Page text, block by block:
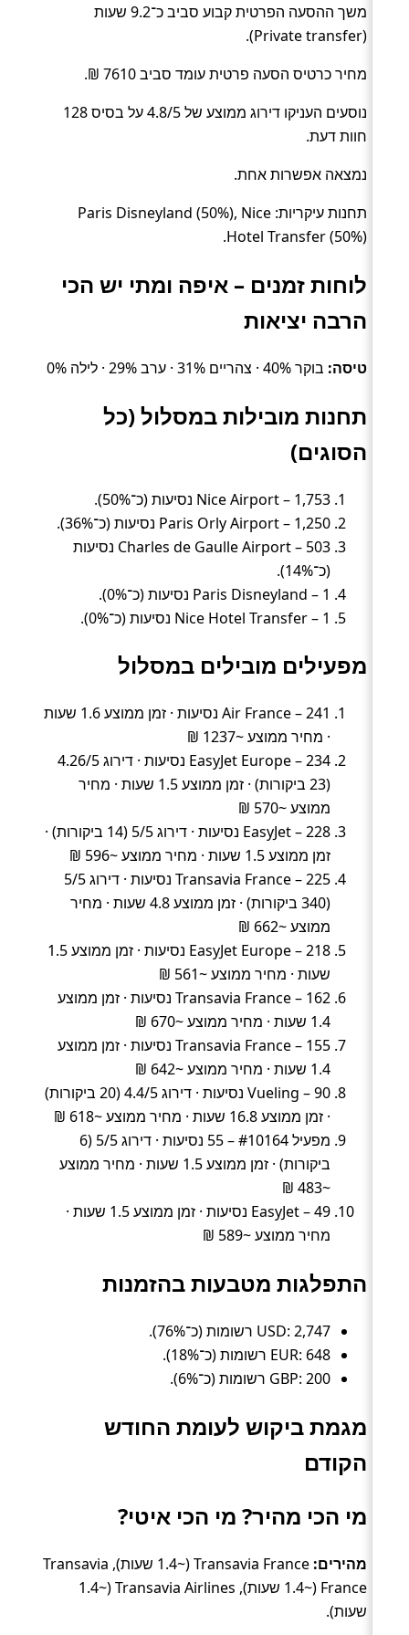
משך ההסעה הפרטית קבוע סביב כ־9.2 שעות
(Private transfer).
מחיר כרטיס הסעה פרטית עומד סביב 7610 ₪.
נוסעים העניקו דירוג ממוצע של 4.8/5 על בסיס 128
חוות דעת.
נמצאה אפשרות אחת.
תחנות עיקריות: Paris Disneyland (50%), Nice
Hotel Transfer (50%).
לוחות זמנים – איפה ומתי יש הכי
הרבה יציאות
טיסה: בוקר 40% · צהריים 31% · ערב 29% · לילה 0%
תחנות מובילות במסלול (כל
הסוגים)
Nice Airport – 1,753 נסיעות (כ־50%).
Paris Orly Airport – 1,250 נסיעות (כ־36%).
Charles de Gaulle Airport – 503 נסיעות
(כ־14%).
Paris Disneyland – 1 נסיעות (כ־0%).
Nice Hotel Transfer – 1 נסיעות (כ־0%).
מפעילים מובילים במסלול
Air France – 241 נסיעות · זמן ממוצע 1.6 שעות
· מחיר ממוצע ~1237 ₪
EasyJet Europe – 234 נסיעות · דירוג 4.26/5
(23 ביקורות) · זמן ממוצע 1.5 שעות · מחיר
ממוצע ~570 ₪
EasyJet – 228 נסיעות · דירוג 5/5 (14 ביקורות) ·
זמן ממוצע 1.5 שעות · מחיר ממוצע ~596 ₪
Transavia France – 225 נסיעות · דירוג 5/5
(340 ביקורות) · זמן ממוצע 4.8 שעות · מחיר
ממוצע ~662 ₪
EasyJet Europe – 218 נסיעות · זמן ממוצע 1.5
שעות · מחיר ממוצע ~561 ₪
Transavia France – 162 נסיעות · זמן ממוצע
1.4 שעות · מחיר ממוצע ~670 ₪
Transavia France – 155 נסיעות · זמן ממוצע
1.4 שעות · מחיר ממוצע ~642 ₪
Vueling – 90 נסיעות · דירוג 4.4/5 (20 ביקורות)
· זמן ממוצע 16.8 שעות · מחיר ממוצע ~618 ₪
מפעיל #10164 – 55 נסיעות · דירוג 5/5 (6
ביקורות) · זמן ממוצע 1.5 שעות · מחיר ממוצע
~483 ₪
EasyJet – 49 נסיעות · זמן ממוצע 1.5 שעות ·
מחיר ממוצע ~589 ₪
התפלגות מטבעות בהזמנות
USD: 2,747 רשומות (כ־76%).
EUR: 648 רשומות (כ־18%).
GBP: 200 רשומות (כ־6%).
מגמת ביקוש לעומת החודש
הקודם
מי הכי מהיר? מי הכי איטי?
מהירים:
Transavia France (~1.4 שעות), Transavia
France (~1.4 שעות), Transavia Airlines (~1.4
שעות).